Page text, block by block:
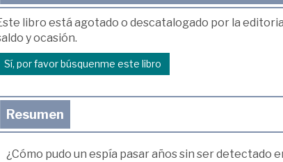
libro está agotado o descatalogado por la
y ocasión.
Sí, por favor búsquenme este libro
Resumen
¿Cómo pudo un espía pasar años sin ser detectado